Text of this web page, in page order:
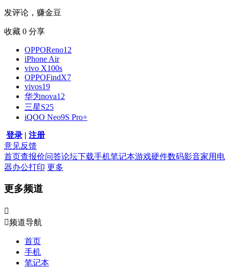
发评论，赚金豆
收藏 0 分享
OPPOReno12
iPhone Air
vivo X100s
OPPOFindX7
vivos19
华为nova12
三星S25
iQOO Neo9S Pro+
登录 | 注册
意见反馈
首页查报价问答论坛下载手机笔记本游戏硬件数码影音家用电
器办公打印 更多
更多频道

频道导航
首页
手机
笔记本